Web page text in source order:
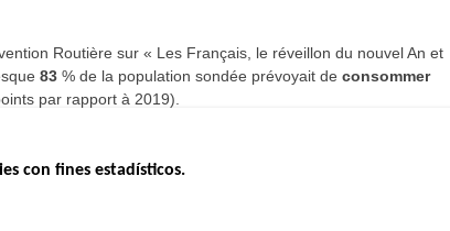
Routière sur « Les Français, le réveillon du nouvel An et
83 % de la population sondée prévoyait de consommer
par rapport à 2019).
con fines estadísticos.